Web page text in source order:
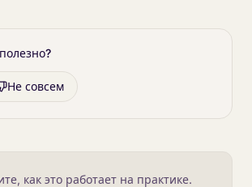
Не совсем
как это работает на практике.